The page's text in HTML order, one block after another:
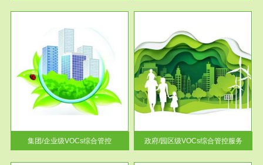
集团/企业级VOCs综合管控
服务范围
政府/园区级VOCs综合管控服务
根据《石化行业挥发性有机物综
合整治方案》文件要求，到2017
年，全...
政府/园区级VOCs综合管控服务